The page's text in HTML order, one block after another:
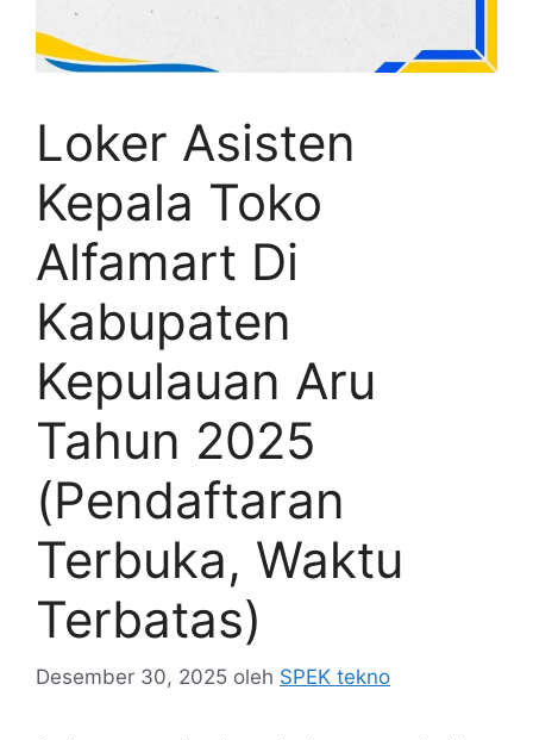
Loker Asisten
Kepala Toko
Alfamart Di
Kabupaten
Kepulauan Aru
Tahun 2025
(Pendaftaran
Terbuka, Waktu
Terbatas)
Desember 30, 2025 oleh SPEK tekno